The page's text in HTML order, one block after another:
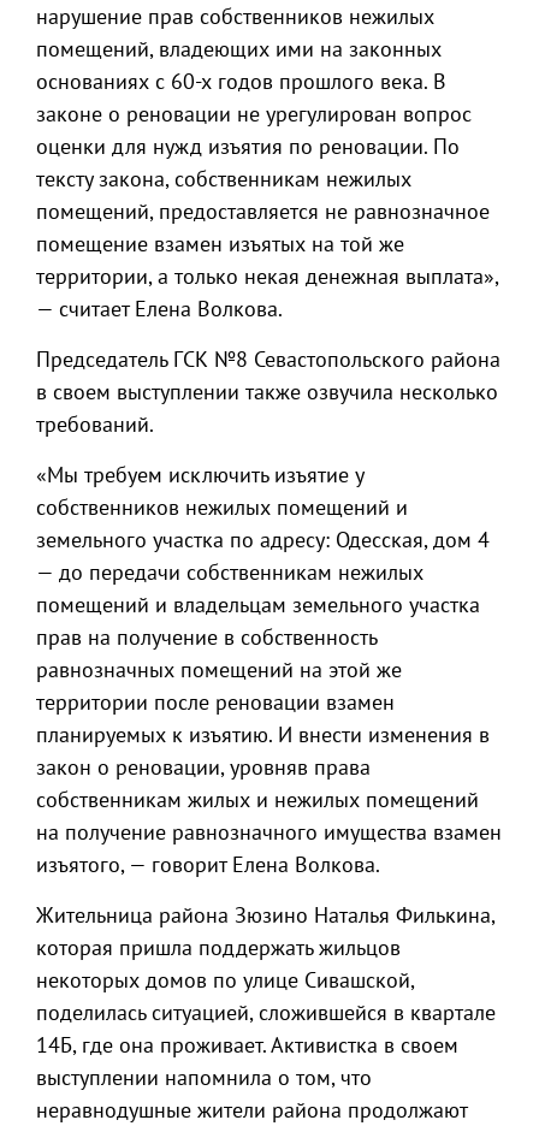
нарушение прав собственников нежилых
помещений, владеющих ими на законных
основаниях с 60-х годов прошлого века. В
законе о реновации не урегулирован вопрос
оценки для нужд изъятия по реновации. По
тексту закона, собственникам нежилых
помещений, предоставляется не равнозначное
помещение взамен изъятых на той же
территории, а только некая денежная выплата»,
— считает Елена Волкова.
Председатель ГСК №8 Севастопольского района
в своем выступлении также озвучила несколько
требований.
«Мы требуем исключить изъятие у
собственников нежилых помещений и
земельного участка по адресу: Одесская, дом 4
— до передачи собственникам нежилых
помещений и владельцам земельного участка
прав на получение в собственность
равнозначных помещений на этой же
территории после реновации взамен
планируемых к изъятию. И внести изменения в
закон о реновации, уровняв права
собственникам жилых и нежилых помещений
на получение равнозначного имущества взамен
изъятого, — говорит Елена Волкова.
Жительница района Зюзино Наталья Филькина,
которая пришла поддержать жильцов
некоторых домов по улице Сивашской,
поделилась ситуацией, сложившейся в квартале
14Б, где она проживает. Активистка в своем
выступлении напомнила о том, что
неравнодушные жители района продолжают